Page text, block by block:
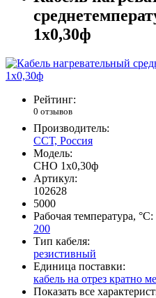
1х0,30ф
Рейтинг:
0 отзывов
Производитель:
ССТ, Россия
Модель:
СНО 1х0,30ф
Артикул:
102628
5000
Рабочая температура, °C:
200
Тип кабеля:
резистивный
Единица поставки:
кабель на отрез кратно
Показать все